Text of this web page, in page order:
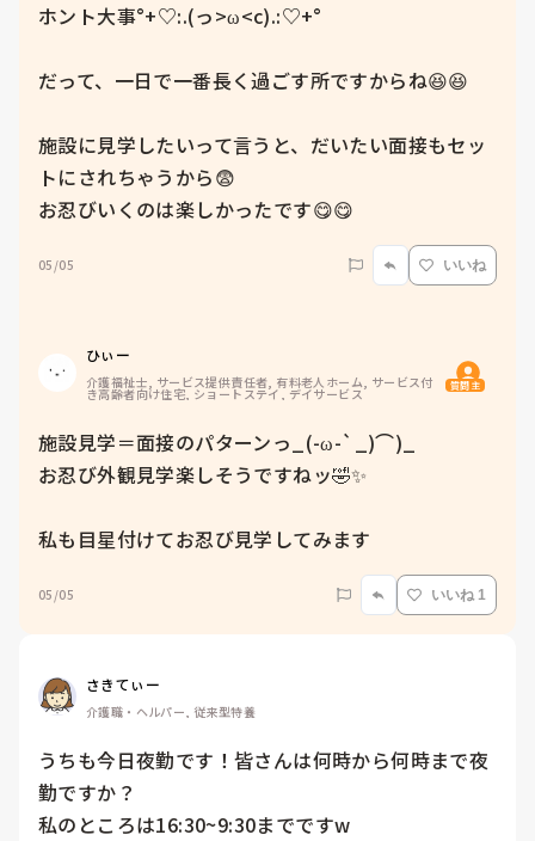
ホント大事°+♡:.(っ>ω<c).:♡+°
だって、一日で一番長く過ごす所ですからね😆😆
施設に見学したいって言うと、だいたい面接もセッ
トにされちゃうから😨
お忍びいくのは楽しかったです😋😋
05/05 いいね
ひぃー
介護福祉士, サービス提供責任者, 有料老人ホーム, サービス付
き高齢者向け住宅, ショートステイ, デイサービス 質問主
施設見学＝面接のパターンっ_(-ω-`_)⌒)_
お忍び外観見学楽しそうですねッ🤣✨
私も目星付けてお忍び見学してみます
05/05 いいね 1
さきてぃー
介護職・ヘルパー, 従来型特養
うちも今日夜勤です！皆さんは何時から何時まで夜
勤ですか？
私のところは16:30~9:30までですw